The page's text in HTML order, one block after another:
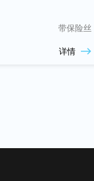
带保险丝
详情